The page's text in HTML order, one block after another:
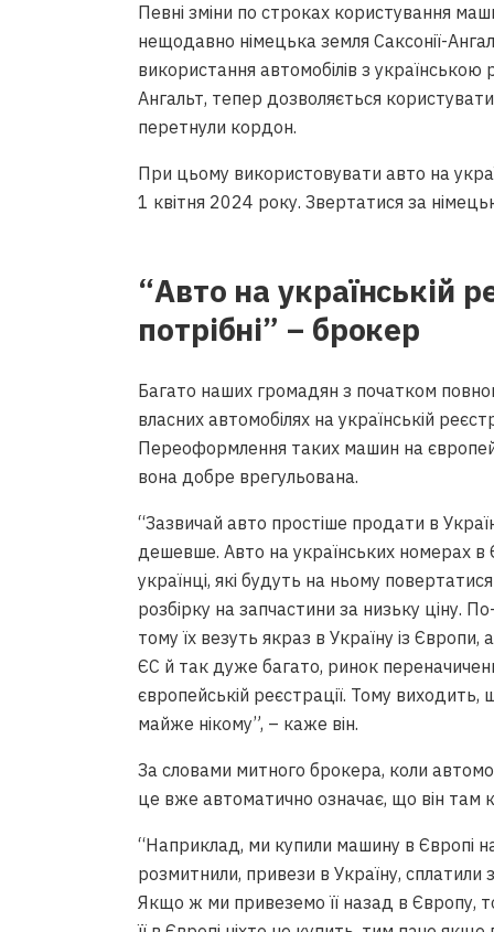
Певні зміни по строках користування
нещодавно німецька земля Саксонії-
використання автомобілів з українською
Ангальт, тепер дозволяється
перетнули кордон.
При цьому використовувати авто на
1 квітня 2024 року. Звертатися за
“Авто на українській
потрібні” – брокер
Багато наших громадян з початком
власних автомобілях на українській
Переоформлення таких машин на
вона добре врегульована.
“Зазвичай авто простіше продати в
дешевше. Авто на українських номерах в
українці, які будуть на ньому
розбірку на запчастини за низьку ціну.
тому їх везуть якраз в Україну із
ЄС й так дуже багато, ринок
європейській реєстрації. Тому
майже нікому”, – каже він.
За словами митного брокера, коли
це вже автоматично означає, що він
“Наприклад, ми купили машину в Європі
розмитнили, привези в Україну, сплатили
Якщо ж ми привеземо її назад в Європу,